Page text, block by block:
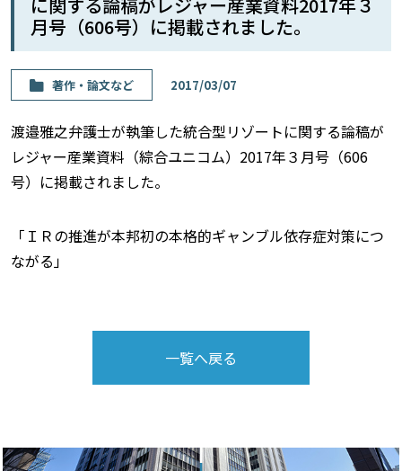
月号（606号）に掲載されました。
著作・論⽂など 2017/03/07
渡邉雅之弁護士が執筆した統合型リゾートに関する論稿が
レジャー産業資料（綜合ユニコム）2017年３月号（606
号）に掲載されました。
「ＩＲの推進が本邦初の本格的ギャンブル依存症対策につ
ながる」
一覧へ戻る